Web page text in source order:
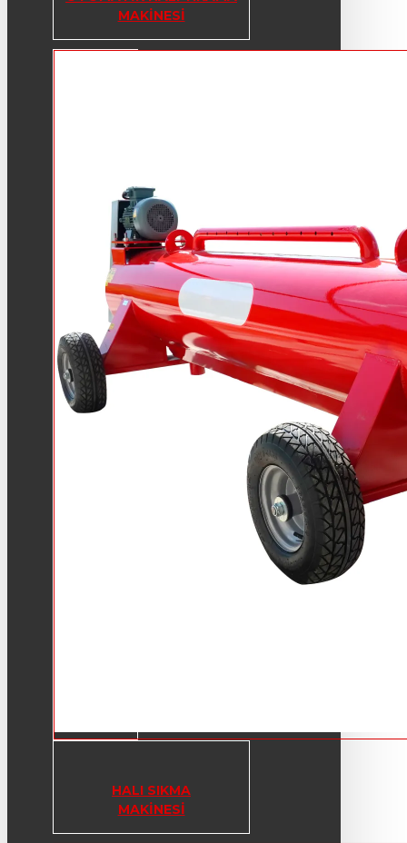
MAKINESI
HALI SIKMA
MAKINESI